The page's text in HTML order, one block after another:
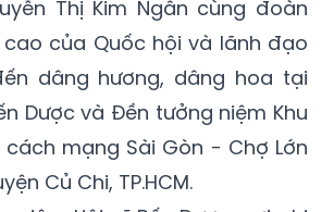
dâng hương, dâng hoa tại
Dược và Đền tưởng niệm Khu
mạng Sài Gòn - Chợ Lớn
Củ Chi, TP.HCM.
niệm Liệt sĩ Bến Dược, nơi ghi
người con ưu tú của đất nước